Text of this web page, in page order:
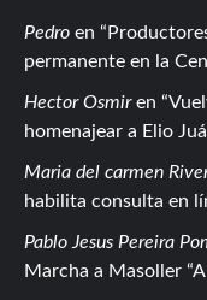
Pedro en
permanente en la
Hector Osmiren
homenajear a Elio
Maria del carmen
habilita consulta en
Pablo Jesus Pereira
Marcha a Masoller